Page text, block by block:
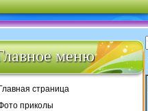
меню
Главная страница
приколы